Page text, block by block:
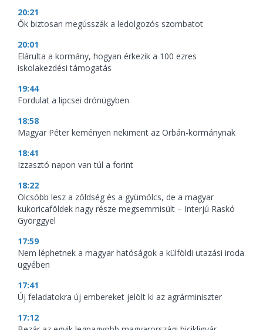
20:21
Ők biztosan megússzák a ledolgozós szombatot
20:01
Elárulta a kormány, hogyan érkezik a 100 ezres
iskolakezdési támogatás
19:44
Fordulat a lipcsei drónügyben
18:58
Magyar Péter keményen nekiment az Orbán-kormánynak
18:41
Izzasztó napon van túl a forint
18:22
Olcsóbb lesz a zöldség és a gyümölcs, de a magyar
kukoricaföldek nagy része megsemmisült – Interjú Raskó
Györggyel
17:59
Nem léphetnek a magyar hatóságok a külföldi utazási iroda
ügyében
17:41
Új feladatokra új embereket jelölt ki az agrárminiszter
17:12